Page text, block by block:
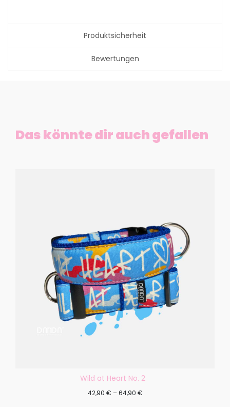
Produktsicherheit
Bewertungen
Das könnte dir auch gefallen
Wild at Heart No. 2
42,90 € –64,90 €